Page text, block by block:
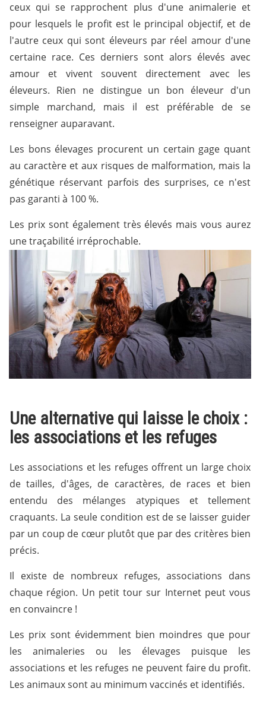
ceux qui se rapprochent plus d'une animalerie et
pour lesquels le profit est le principal objectif, et de
l'autre ceux qui sont éleveurs par réel amour d'une
certaine race. Ces derniers sont alors élevés avec
amour et vivent souvent directement avec les
éleveurs. Rien ne distingue un bon éleveur d'un
simple marchand, mais il est préférable de se
renseigner auparavant.
Les bons élevages procurent un certain gage quant
au caractère et aux risques de malformation, mais la
génétique réservant parfois des surprises, ce n'est
pas garanti à 100 %.
Les prix sont également très élevés mais vous aurez
une traçabilité irréprochable.
Une alternative qui laisse le choix :
les associations et les refuges
Les associations et les refuges offrent un large choix
de tailles, d'âges, de caractères, de races et bien
entendu des mélanges atypiques et tellement
craquants. La seule condition est de se laisser guider
par un coup de cœur plutôt que par des critères bien
précis.
Il existe de nombreux refuges, associations dans
chaque région. Un petit tour sur Internet peut vous
en convaincre !
Les prix sont évidemment bien moindres que pour
les animaleries ou les élevages puisque les
associations et les refuges ne peuvent faire du profit.
Les animaux sont au minimum vaccinés et identifiés.